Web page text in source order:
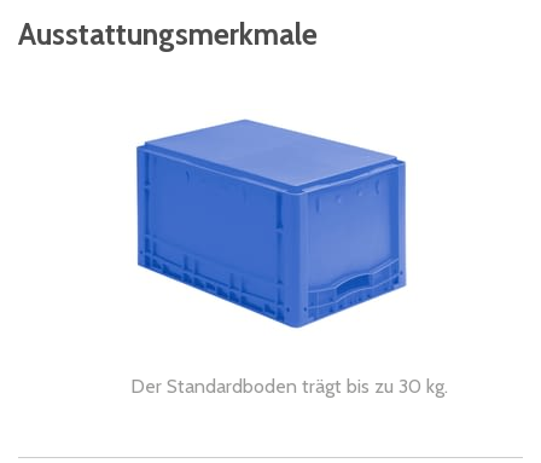
Ausstattungsmerkmale
Der Standardboden trägt bis zu 30 kg.